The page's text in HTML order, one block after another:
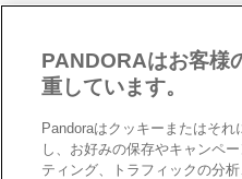
クッキーポリシー
データ保護フォーム（英文）
現代奴隷法への対応（英文）
男女間の賃金格差レポート（英文）
店舗検索
採用情報
日本 日本
© 2026 Pandora Inc. All
PANDORAはお客様
重しています。
Pandoraはクッキーまたはそ
し、お好みの保存やキャンペ
ティング、トラフィックの分